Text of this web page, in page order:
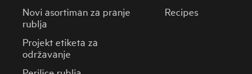
Novi asortiman za pranje
rublja
Projekt etiketa za
održavanje
Recipes